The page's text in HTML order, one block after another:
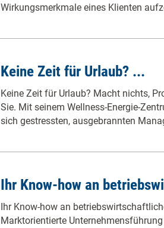
Wirkungsmerkmale eines Klienten
Keine Zeit für Urlaub? ...
Keine Zeit für Urlaub? Macht nichts,
Sie. Mit seinem Wellness-Energie-
sich gestressten, ausgebrannten
Ihr Know-how an
Ihr Know-how an
Marktorientierte